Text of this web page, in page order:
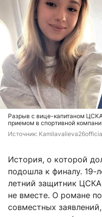
Разрыв с вице-капитаном
приемом в спортивной
Источник:
История, о которой
подошла к финалу. 19-
летний защитник
не вместе. О романе
совместных